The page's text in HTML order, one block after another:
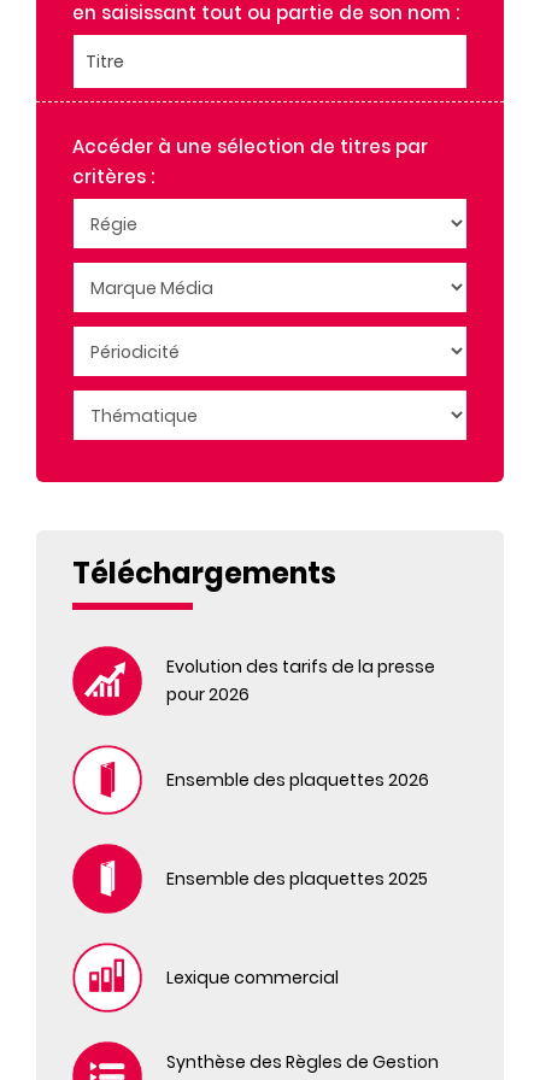
JEUX VOUS AIME
MARIANNE
S PAR SOPHIE DAVANT
VERSION FEMINA
en saisissant tout ou partie de son nom :
Titre
Accéder à une sélection de titres par
critères :
Téléchargements
Evolution des tarifs de la presse
pour 2026
Ensemble des plaquettes 2026
Ensemble des plaquettes 2025
Lexique commercial
Synthèse des Règles de Gestion